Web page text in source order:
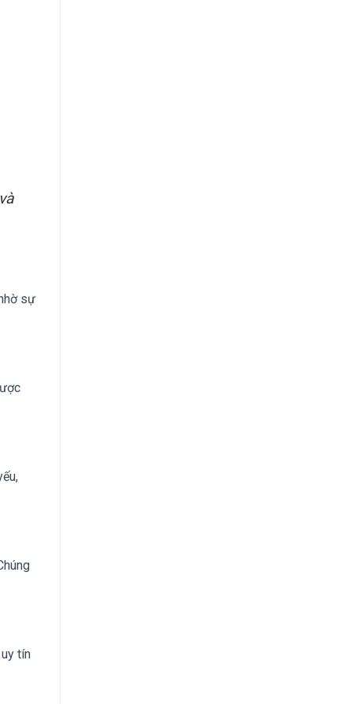
sự
tín